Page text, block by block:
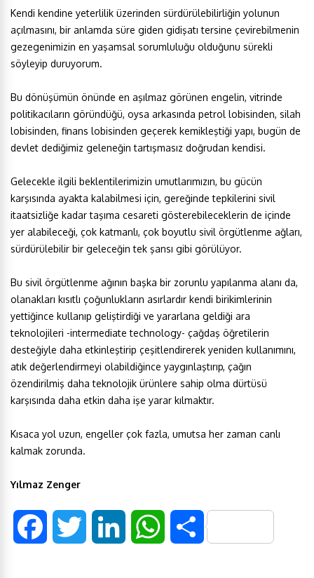
Kendi kendine yeterlilik üzerinden sürdürülebilirliğin yolunun
açılmasını, bir anlamda süre giden gidişatı tersine çevirebilmenin
gezegenimizin en yaşamsal sorumluluğu olduğunu sürekli
söyleyip duruyorum.
Bu dönüşümün önünde en aşılmaz görünen engelin, vitrinde
politikacıların göründüğü, oysa arkasında petrol lobisinden, silah
lobisinden, finans lobisinden geçerek kemikleştiği yapı, bugün de
devlet dediğimiz geleneğin tartışmasız doğrudan kendisi.
Gelecekle ilgili beklentilerimizin umutlarımızın, bu gücün
karşısında ayakta kalabilmesi için, gereğinde tepkilerini sivil
itaatsizliğe kadar taşıma cesareti gösterebileceklerin de içinde
yer alabileceği, çok katmanlı, çok boyutlu sivil örgütlenme ağları,
sürdürülebilir bir geleceğin tek şansı gibi görülüyor.
Bu sivil örgütlenme ağının başka bir zorunlu yapılanma alanı da,
olanakları kısıtlı çoğunlukların asırlardır kendi birikimlerinin
yettiğince kullanıp geliştirdiği ve yararlana geldiği ara
teknolojileri -intermediate technology- çağdaş öğretilerin
desteğiyle daha etkinleştirip çeşitlendirerek yeniden kullanımını,
atık değerlendirmeyi olabildiğince yaygınlaştırıp, çağın
özendirilmiş daha teknolojik ürünlere sahip olma dürtüsü
karşısında daha etkin daha işe yarar kılmaktır.
Kısaca yol uzun, engeller çok fazla, umutsa her zaman canlı
kalmak zorunda.
Yılmaz Zenger
S